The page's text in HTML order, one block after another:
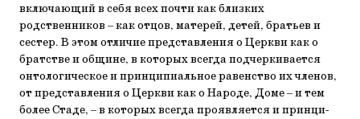
включающий в се­бя всех почти как близких
родственников – как отцов, мате­рей, детей, братьев и
сестер. В этом отличие представления о Церкви как о
братстве и общине, в которых всегда подчер­кивается
онтологическое и принципиальное равенство их членов,
от представления о Церкви как о Народе, Доме – и тем
более Стаде, – в которых всегда проявляется и принци­